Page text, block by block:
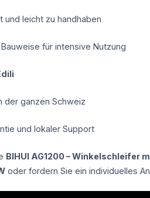
und leicht zu handhaben
für intensive Nutzung
der ganzen Schweiz
und lokaler Support
BIHUI AG1200 – Winkelschleifer
oder fordern Sie ein individuelles